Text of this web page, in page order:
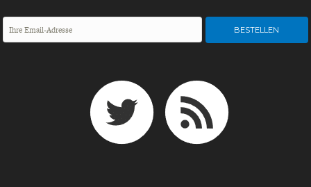
UNGLEICHHEIT UND
MACHT
EUROPA